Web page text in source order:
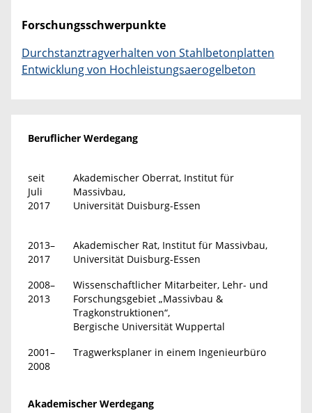
Forschungsschwerpunkte
Durchstanztragverhalten von Stahlbetonplatten
Entwicklung von Hochleistungsaerogelbeton
Beruflicher Werdegang
seit
Juli
2017
Akademischer Oberrat, Institut für
Massivbau,
Universität Duisburg-Essen
2013–
2017
Akademischer Rat, Institut für Massivbau,
Universität Duisburg-Essen
2008–
2013
Wissenschaftlicher Mitarbeiter, Lehr- und
Forschungsgebiet „Massivbau &
Tragkonstruktionen“,
Bergische Universität Wuppertal
2001–
2008
Tragwerksplaner in einem Ingenieurbüro
Akademischer Werdegang